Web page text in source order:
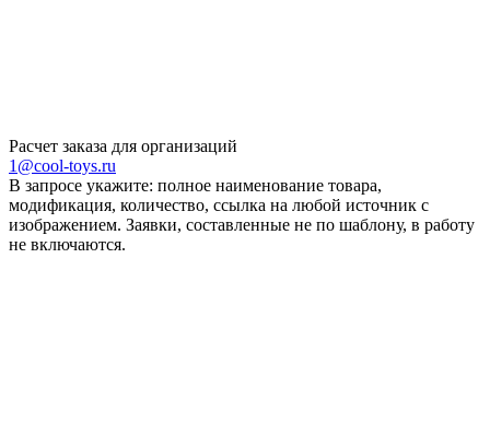
Расчет заказа для организаций
1@cool-toys.ru
В запросе укажите: полное наименование товара,
модификация, количество, ссылка на любой источник с
изображением. Заявки, составленные не по шаблону, в работу
не включаются.